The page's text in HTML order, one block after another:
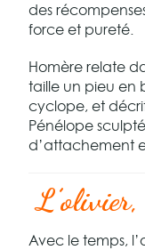
des
force et pureté.
Homère relate
taille un pieu en
cyclope, et
Pénélope
d’attachement
L’olivier,
Avec le temps,